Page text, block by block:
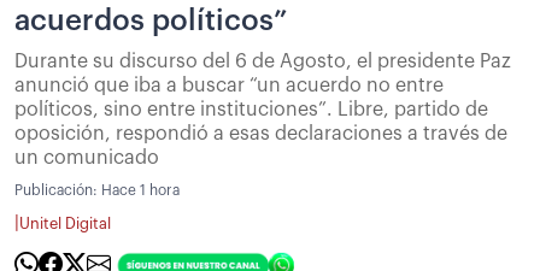
acuerdos políticos”
Durante su discurso del 6 de Agosto, el presidente Paz
anunció que iba a buscar “un acuerdo no entre
políticos, sino entre instituciones”. Libre, partido de
oposición, respondió a esas declaraciones a través de
un comunicado
Publicación: Hace 1 hora
Unitel Digital